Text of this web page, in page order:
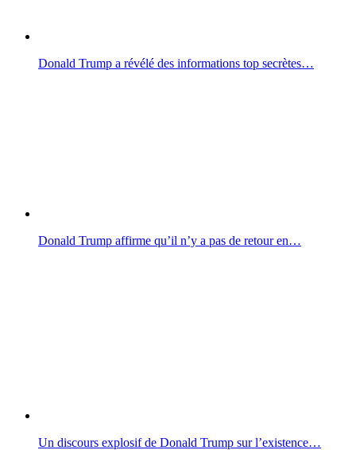
Donald Trump a révélé des informations top secrètes…
Donald Trump affirme qu’il n’y a pas de retour en…
Un discours explosif de Donald Trump sur l’existence…